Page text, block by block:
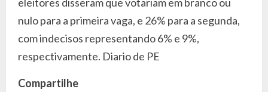
nulo para a primeira vaga, e 26% para a segunda,
com indecisos representando 6% e 9%,
respectivamente. Diario de PE
Compartilhe